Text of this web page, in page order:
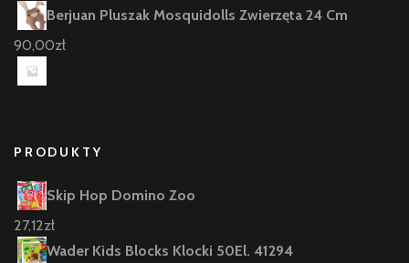
Berjuan Pluszak Mosquidolls Zwierzęta 24 Cm
90,00zł
PRODUKTY
Skip Hop Domino Zoo
27,12zł
Wader Kids Blocks Klocki 50El. 41294